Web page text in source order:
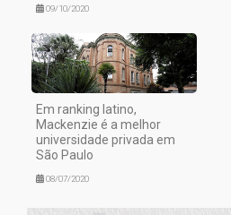
09/10/2020
Em ranking latino,
Mackenzie é a melhor
universidade privada em
São Paulo
08/07/2020